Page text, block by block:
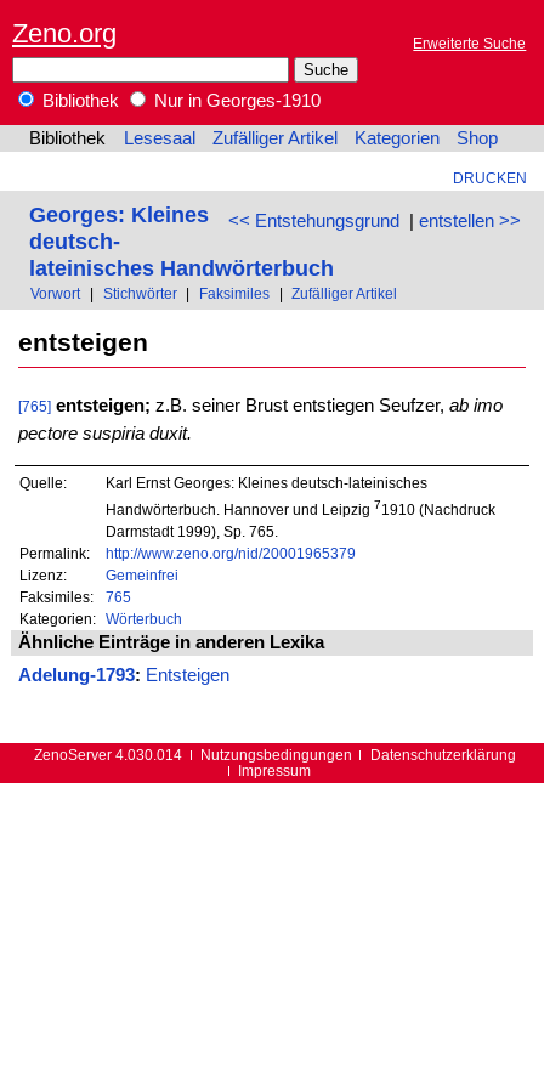
Zeno.org Erweiterte Suche
Bibliothek
Nur in Georges-1910
Bibliothek
Lesesaal Zufälliger Artikel Kategorien Shop
DRUCKEN
<< Entstehungsgrund| entstellen >>
Georges: Kleines
deutsch-
lateinisches Handwörterbuch
Vorwort Stichwörter Faksimiles Zufälliger Artikel
entsteigen
[765] entsteigen; z.B. seiner Brust entstiegen Seufzer, ab imo
pectore suspiria duxit.
Quelle:
Karl Ernst Georges: Kleines deutsch-lateinisches
Handwörterbuch. Hannover und Leipzig 71910 (Nachdruck
Darmstadt 1999), Sp. 765.
Permalink:
http://www.zeno.org/nid/20001965379
Lizenz:
Gemeinfrei
Faksimiles:
765
Kategorien:
Wörterbuch
Ähnliche Einträge in anderen Lexika
Adelung-1793: Entsteigen
ZenoServer 4.030.014 Nutzungsbedingungen
Datenschutzerklärung
Impressum